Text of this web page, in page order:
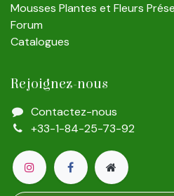
Mousses Plantes et Fleurs
Forum
Catalogues
Rejoignez-nous
Contactez-nous
+33-1-84-25-73-92